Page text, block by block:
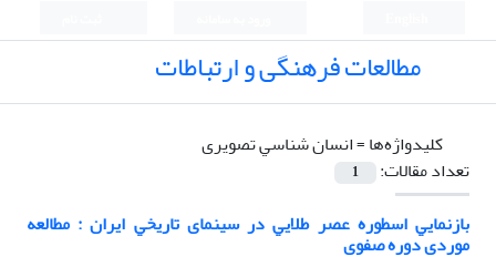
مطالعات فرهنگی و ارتباطات
کلیدواژه‌ها =اﻧﺴﺎن ﺷﻨﺎﺳﻲ ﺗﺼﻮﻳﺮی
تعداد مقالات:
1
ﺑﺎزﻧﻤﺎﻳﻲ اﺳﻄﻮره ﻋﺼﺮ ﻃﻼﻳﻲ در سینمای ﺗﺎرﻳﺨﻲ اﻳﺮان : مطالعه
موردی دوره صفوی